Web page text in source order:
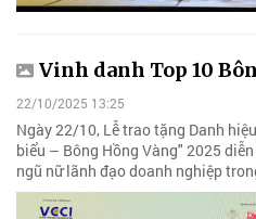
Vinh danh Top 10
22/10/2025 13:25
Ngày 22/10, Lễ trao tặng Danh
biểu – Bông Hồng Vàng" 2025
ngũ nữ lãnh đạo doanh nghiệp